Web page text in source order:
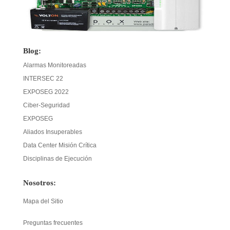
Blog:
Alarmas Monitoreadas
INTERSEC 22
EXPOSEG 2022
Ciber-Seguridad
EXPOSEG
Aliados Insuperables
Data Center Misión Crítica
Disciplinas de Ejecución
Nosotros:
Mapa del Sitio
Preguntas frecuentes